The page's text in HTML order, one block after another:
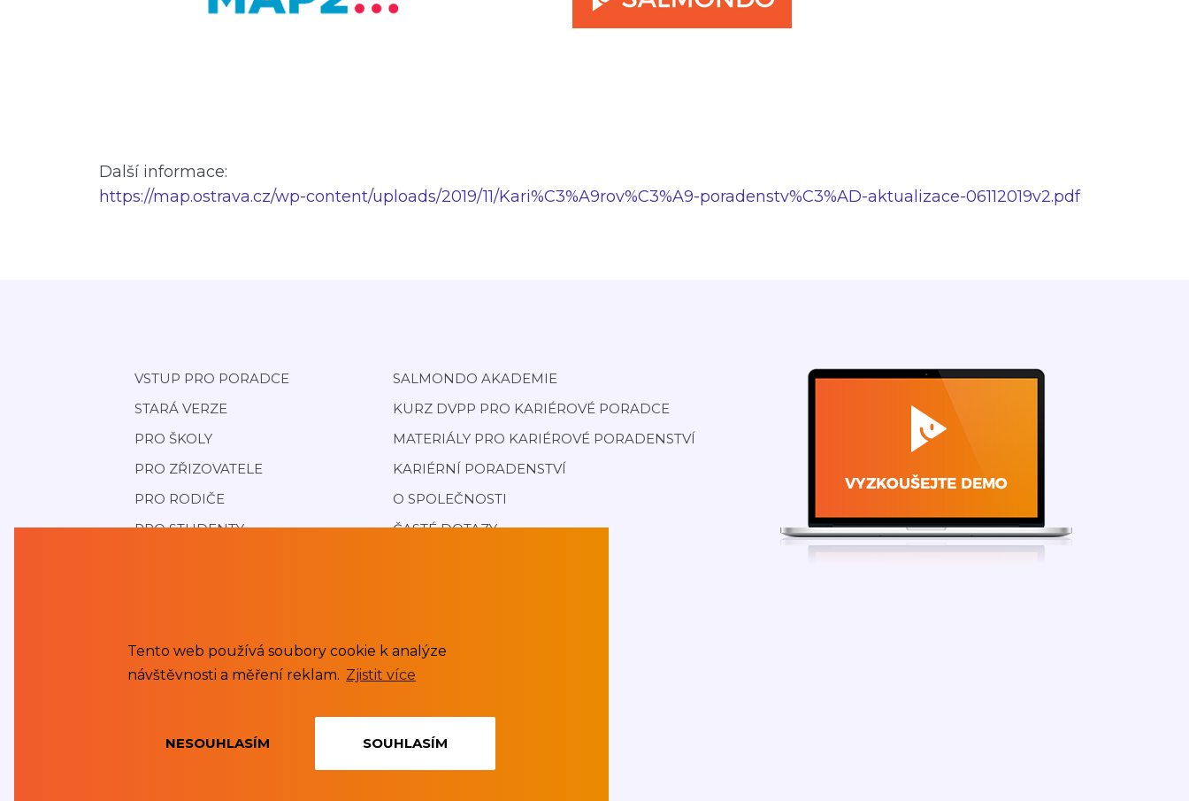
Tento web používá soubory cookie k analýze
návštěvnosti a měření reklam. Zjistit více
NESOUHLASÍM SOUHLASÍM
Další informace:
https://map.ostrava.cz/wp-content/uploads/2019/11/Kari%C3%A9rov%C3%A9-poradenstv%C3%AD-aktualizace-06112019v2.pdf
VSTUP PRO PORADCE
STARÁ VERZE
PRO ŠKOLY
PRO ZŘIZOVATELE
PRO RODIČE
PRO STUDENTY
JAK FINANCOVAT
KONTAKT
SALMONDO AKADEMIE
KURZ DVPP PRO KARIÉROVÉ PORADCE
MATERIÁLY PRO KARIÉROVÉ PORADENSTVÍ
KARIÉRNÍ PORADENSTVÍ
O SPOLEČNOSTI
ČASTÉ DOTAZY
PODMÍNKY SLUŽBY